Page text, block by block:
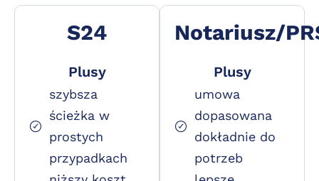
S24
Plusy
szybsza
ścieżka w
prostych
przypadkach
Notariusz/
Plusy
umowa
dopasowana
dokładnie do
potrzeb